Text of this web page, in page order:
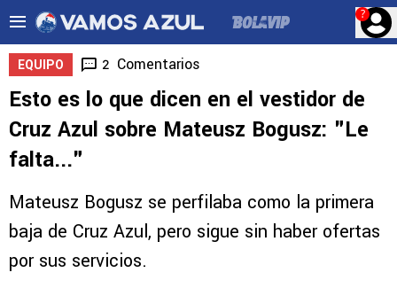
?
EQUIPO 2 Comentarios
Esto es lo que dicen en el vestidor de
Cruz Azul sobre Mateusz Bogusz: "Le
falta..."
Mateusz Bogusz se perfilaba como la primera
baja de Cruz Azul, pero sigue sin haber ofertas
por sus servicios.